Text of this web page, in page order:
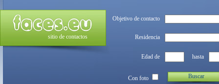
sitio de contactos
Objetivo de contacto
Residencia
Edad de hasta
Con foto Buscar